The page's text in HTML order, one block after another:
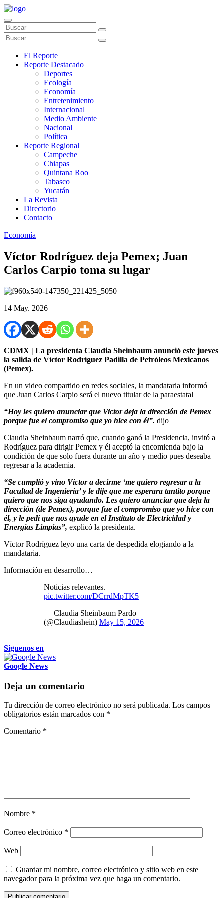
El Reporte
Reporte Destacado
Deportes
Ecología
Economía
Entretenimiento
Internacional
Medio Ambiente
Nacional
Política
Reporte Regional
Campeche
Chiapas
Quintana Roo
Tabasco
Yucatán
La Revista
Directorio
Contacto
Economía
Víctor Rodríguez deja Pemex; Juan
Carlos Carpio toma su lugar
14 May. 2026
CDMX | La presidenta Claudia Sheinbaum anunció este jueves
la salida de Víctor Rodríguez Padilla de Petróleos Mexicanos
(Pemex).
En un video compartido en redes sociales, la mandataria informó
que Juan Carlos Carpio será el nuevo titular de la paraestatal
“Hoy les quiero anunciar que Victor deja la dirección de Pemex
porque fue el compromiso que yo hice con él”. dijo
Claudia Sheinbaum narró que, cuando ganó la Presidencia, invitó a
Rodríguez para dirigir Pemex y él aceptó la encomienda bajo la
condición de que solo fuera durante un año y medio pues deseaba
regresar a la academia.
“Se cumplió y vino Víctor a decirme ‘me quiero regresar a la
Facultad de Ingeniería’ y le dije que me esperara tantito porque
quiero que nos siga ayudando. Les quiero anunciar que deja la
dirección (de Pemex), porque fue el compromiso que yo hice con
él, y le pedí que nos ayude en el Instituto de Electricidad y
Energías Limpias”, explicó la presidenta.
Víctor Rodríguez leyo una carta de despedida elogiando a la
mandataria.
Información en desarrollo…
Noticias relevantes.
pic.twitter.com/DCrrdMpTK5
— Claudia Sheinbaum Pardo
(@Claudiashein) May 15, 2026
Siguenos en
Google News
Deja un comentario
Tu dirección de correo electrónico no será publicada. Los campos
obligatorios están marcados con *
Comentario *
Nombre *
Correo electrónico *
Web
Guardar mi nombre, correo electrónico y sitio web en este
navegador para la próxima vez que haga un comentario.